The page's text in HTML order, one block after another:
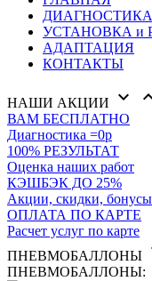
ДИАГНОСТИКА
УСТАНОВКА и
АДАПТАЦИЯ
КОНТАКТЫ
НАШИ АКЦИИ 
ВАМ БЕСПЛАТНО
Диагностика =0р
100% РЕЗУЛЬТАТ
Оценка наших работ
КЭШБЭК ДО 25%
Акции, скидки, бонусы
ОПЛАТА ПО КАРТЕ
Расчет услуг по карте
ПНЕВМОБАЛЛОНЫ
ПНЕВМОБАЛЛОНЫ: